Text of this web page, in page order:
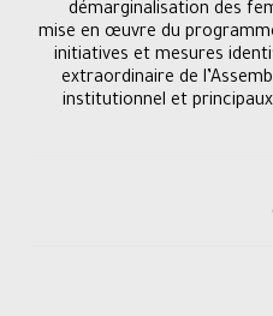
démarginalisation des
mise en œuvre du
initiatives et mesures
extraordinaire de
institutionnel et